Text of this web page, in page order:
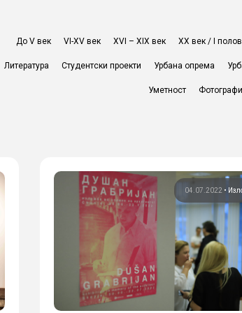
До V век VI-XV век XVI – XIX век ХХ век / I
Литература Студентски проекти Урбана опрема
Уметност
04.07.2022 •